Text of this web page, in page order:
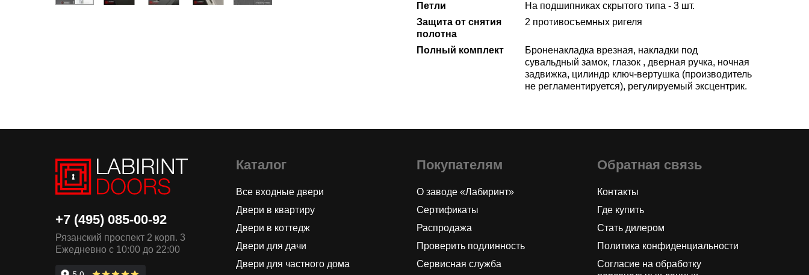
Петли
На подшипниках скрытого типа - 3 шт.
Защита от снятия
полотна
2 противосъемных ригеля
Полный комплект
Броненакладка врезная, накладки под
сувальдный замок, глазок , дверная ручка, ночная
задвижка, цилиндр ключ-вертушка (производитель
не регламентируется), регулируемый эксцентрик.
+7 (495) 085-00-92
Рязанский проспект 2 корп. 3
Ежедневно с 10:00 до 22:00
Каталог
Все входные двери
Двери в квартиру
Двери в коттедж
Двери для дачи
Двери для частного дома
Покупателям
О заводе «Лабиринт»
Сертификаты
Распродажа
Проверить подлинность
Сервисная служба
Обратная связь
Контакты
Где купить
Стать дилером
Политика конфиденциальности
Согласие на обработку